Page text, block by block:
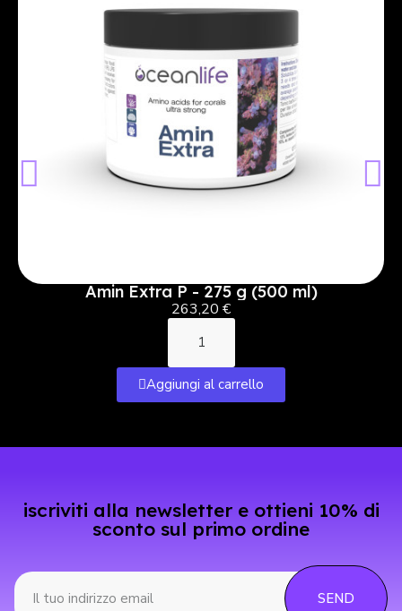
Amin Extra P - 275 g (500 ml)
263,20 €
Aggiungi al carrello
iscriviti alla newsletter e ottieni 10% di
sconto sul primo ordine
SEND